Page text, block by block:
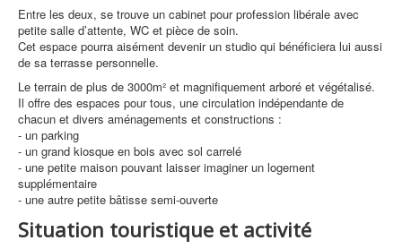
Entre les deux, se trouve un cabinet pour profession libérale avec
petite salle d’attente, WC et pièce de soin.
Cet espace pourra aisément devenir un studio qui bénéficiera lui aussi
de sa terrasse personnelle.
Le terrain de plus de 3000m² et magnifiquement arboré et végétalisé.
Il offre des espaces pour tous, une circulation indépendante de
chacun et divers aménagements et constructions :
- un parking
- un grand kiosque en bois avec sol carrelé
- une petite maison pouvant laisser imaginer un logement
supplémentaire
- une autre petite bâtisse semi-ouverte
Situation touristique et activité